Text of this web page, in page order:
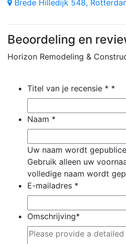
Brede Hilledijk 548,
Beoordeling en
Horizon Remodeling &
Titel van je recensie * *
Naam *
Uw naam wordt
Gebruik alleen uw
volledige naam wordt
E-mailadres *
Omschrijving*